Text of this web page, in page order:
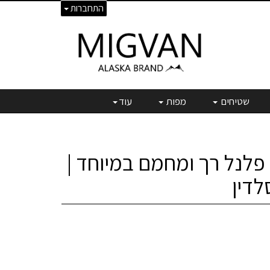
התחברות
שטיחים מפות עוד
מצעי 100% פלנל רך ומחמם במיוחד |